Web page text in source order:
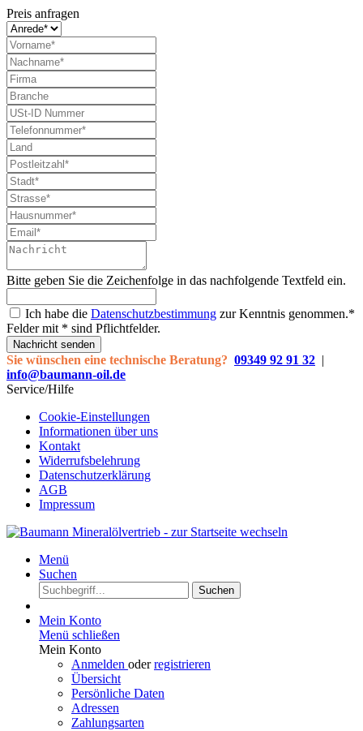
Preis anfragen
Bitte geben Sie die Zeichenfolge in das nachfolgende Textfeld ein.
Ich habe die Datenschutzbestimmung zur Kenntnis genommen.*
Felder mit * sind Pflichtfelder.
Nachricht senden
Sie wünschen eine technische Beratung? 09349 92 91 32 |
info@baumann-oil.de
Service/Hilfe
Cookie-Einstellungen
Informationen über uns
Kontakt
Widerrufsbelehrung
Datenschutzerklärung
AGB
Impressum
Menü
Suchen
Suchen
Mein Konto
Menü schließen
Mein Konto
Anmelden oderregistrieren
Übersicht
Persönliche Daten
Adressen
Zahlungsarten